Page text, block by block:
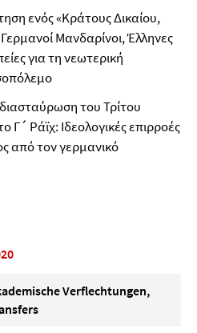
ενός «Κράτους Δικαίου,
Μανδαρίνοι, Έλληνες
για τη νεωτερική
του Τρίτου
Γ´ Ράϊχ: Ιδεολογικές επιρροές
από τον γερμανικό
Verflechtungen,